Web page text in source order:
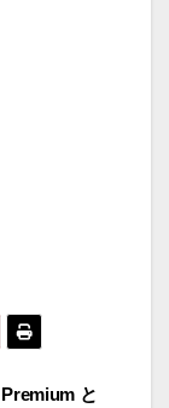
と